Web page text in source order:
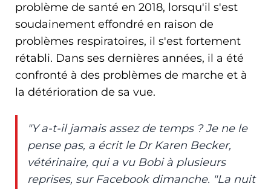
problème de santé en 2018, lorsqu'il s'est
soudainement effondré en raison de
problèmes respiratoires, il s'est fortement
rétabli. Dans ses dernières années, il a été
confronté à des problèmes de marche et à
la détérioration de sa vue.
"Y a-t-il jamais assez de temps ? Je ne le
pense pas, a écrit le Dr Karen Becker,
vétérinaire, qui a vu Bobi à plusieurs
reprises, sur Facebook dimanche. "La nuit